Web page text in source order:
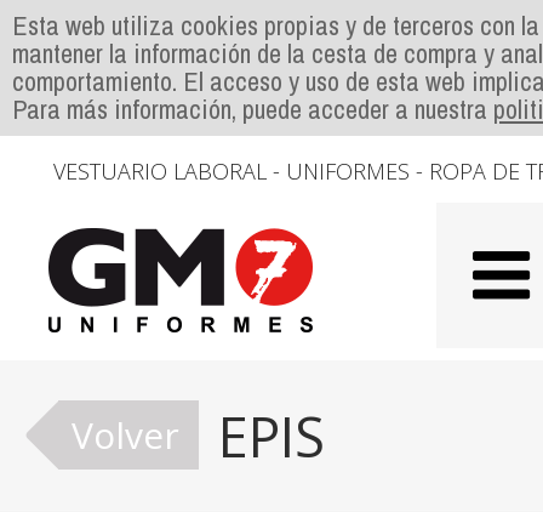
Esta web utiliza cookies propias y de terceros con
mantener la información de la cesta de compra y
comportamiento. El acceso y uso de esta web
Para más información, puede acceder a nuestra
VESTUARIO LABORAL - UNIFORMES - ROPA DE
Volver EPIS